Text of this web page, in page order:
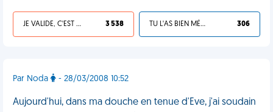
JE VALIDE, C'EST UNE VDM 3 538 TU L'AS BIEN MÉRITÉ 306
Par Noda - 28/03/2008 10:52
Aujourd'hui, dans ma douche en tenue d'Eve, j'ai soudain